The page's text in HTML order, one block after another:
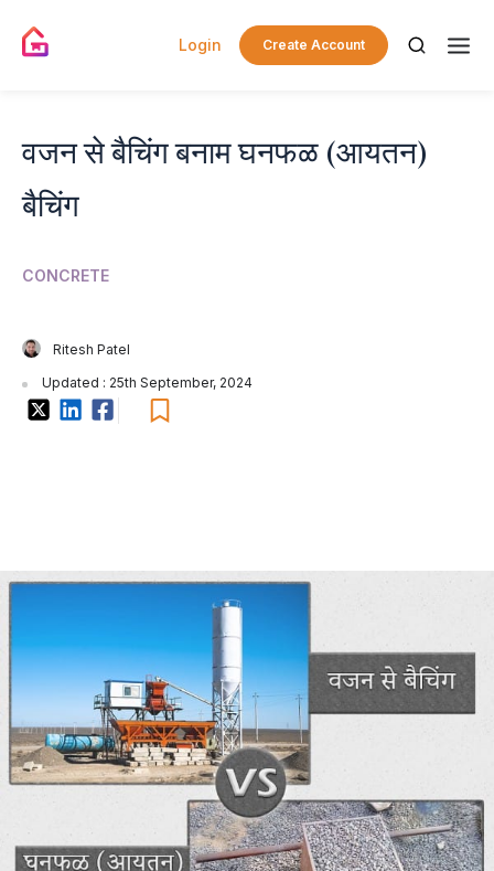
Login Create Account
वजन से बैचिंग बनाम घनफळ (आयतन)
बैचिंग
CONCRETE
Ritesh Patel
Updated : 25th September, 2024